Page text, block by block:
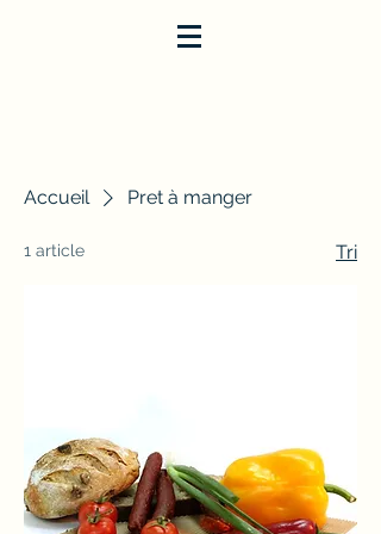
Accueil Pret à manger
1 article Tri